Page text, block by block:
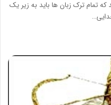
تمام ترک زبان ها باید به زیر یک